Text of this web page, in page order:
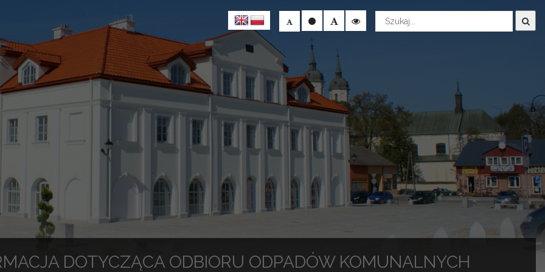
Wyszukaj
DOTYCZĄCA ODBIORU ODPADÓW KOMUNALNYCH